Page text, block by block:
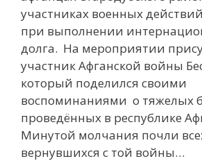
участниках военных
при выполнении
долга. На мероприятии
участник Афганской войны
который поделился своими
воспоминаниями о тяжелых
проведённых в республике
Минутой молчания почли
вернувшихся с той войны…